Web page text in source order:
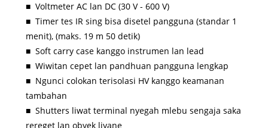
■ Voltmeter AC lan DC (30 V - 600 V)
■ Timer tes IR sing bisa disetel pangguna (standar 1
menit), (maks. 19 m 50 detik)
■ Soft carry case kanggo instrumen lan lead
■ Wiwitan cepet lan pandhuan pangguna lengkap
■ Ngunci colokan terisolasi HV kanggo keamanan
tambahan
■ Shutters liwat terminal nyegah mlebu sengaja saka
rereget lan obyek liyane